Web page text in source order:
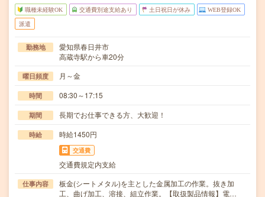
職種未経験OK 交通費別途支給あり 土日祝日が休み WEB登録OK
派遣
勤務地
愛知県春日井市
高蔵寺駅から車20分
曜日頻度 月～金
時間 08:30～17:15
期間 長期でお仕事できる方、大歓迎！
時給 時給1450円
交通費
交通費規定内支給
仕事内容
板金(シートメタル)を主とした金属加工の作業。抜き加
工、曲げ加工、溶接、組立作業。【取扱製品情報】電…